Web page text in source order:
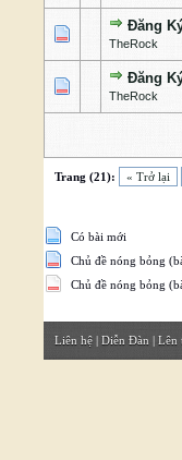
Đăng
TheRock
0 Bỏ phiếu
Đăng
TheRock
0 Bỏ phiếu
Trang (21): « Trở lại
Có bài mới
Chủ đề nóng bỏng
Chủ đề nóng bỏng
Liên hệ | Diễn Đàn | Lên